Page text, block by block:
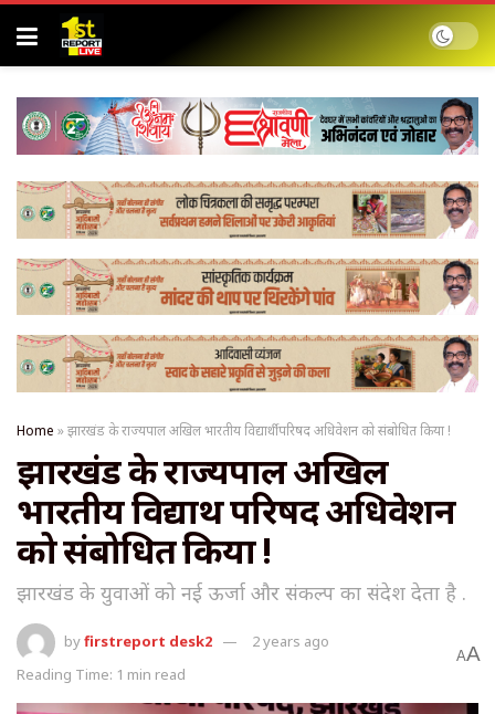
Home »झारखंड के राज्यपाल अखिल भारतीय विद्यार्थी परिषद अधिवेशन को संबोधित किया !
झारखंड के राज्यपाल अखिल
भारतीय विद्यार्थी परिषद अधिवेशन
को संबोधित किया !
झारखंड के युवाओं को नई ऊर्जा और संकल्प का संदेश देता है .
byfirstreport desk2
2 years ago
Reading Time: 1 min read
AA